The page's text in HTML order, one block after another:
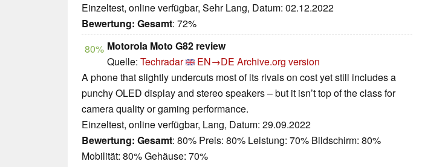
Einzeltest, online verfügbar, Sehr Lang, Datum: 02.12.2022
Bewertung: Gesamt: 72%
80% Motorola Moto G82 review
Quelle: Techradar EN→DE Archive.org version
A phone that slightly undercuts most of its rivals on cost yet still includes a
punchy OLED display and stereo speakers – but it isn’t top of the class for
camera quality or gaming performance.
Einzeltest, online verfügbar, Lang, Datum: 29.09.2022
Bewertung: Gesamt: 80% Preis: 80% Leistung: 70% Bildschirm: 80%
Mobilität: 80% Gehäuse: 70%